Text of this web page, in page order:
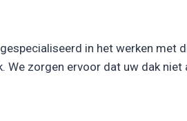
in het werken met
We zorgen ervoor dat uw dak